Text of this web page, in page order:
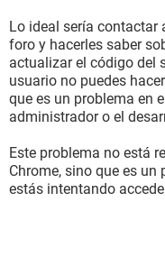
Lo ideal sería contactar
foro y hacerles saber
actualizar el código del
usuario no puedes
que es un problema en
administrador o el
Este problema no está
Chrome, sino que es
estás intentando